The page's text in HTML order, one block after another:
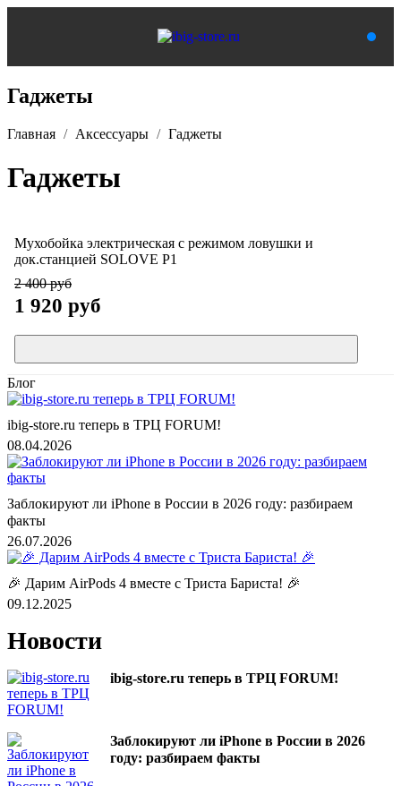
Гаджеты
Главная Аксессуары Гаджеты
Гаджеты
Мухобойка электрическая с режимом ловушки и
док.станцией SOLOVE P1
2 400 руб
1 920 руб
Блог
ibig-store.ru теперь в ТРЦ FORUM!
08.04.2026
Заблокируют ли iPhone в России в 2026 году: разбираем
факты
26.07.2026
🎉 Дарим AirPods 4 вместе с Триста Бариста! 🎉
09.12.2025
Новости
ibig-store.ru теперь в ТРЦ FORUM!
Заблокируют ли iPhone в России в 2026
году: разбираем факты